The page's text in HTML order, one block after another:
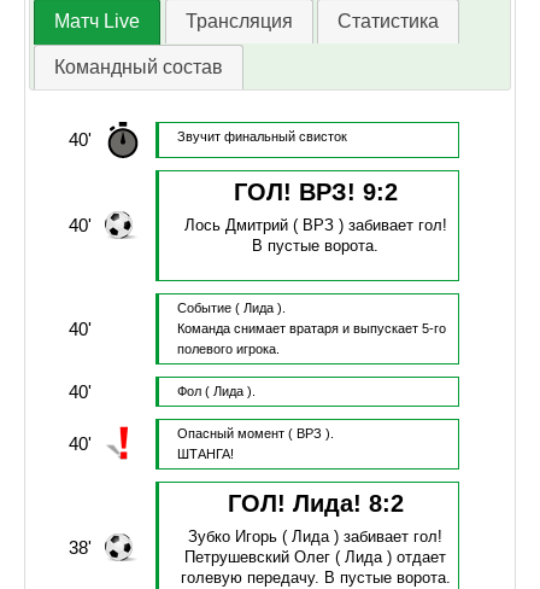
Матч Live Трансляция Статистика
Командный состав
40' Звучит финальный свисток
40'
ГОЛ! ВРЗ! 9:2
Лось Дмитрий( ВРЗ ) забивает гол!
В пустые ворота.
40'
Событие ( Лида ).
Команда снимает вратаря и выпускает 5-го
полевого игрока.
40' Фол ( Лида ).
40' Опасный момент ( ВРЗ ).
ШТАНГА!
38'
ГОЛ! Лида! 8:2
Зубко Игорь ( Лида )забивает гол!
Петрушевский Олег ( Лида )отдает
голевую передачу. В пустые ворота.